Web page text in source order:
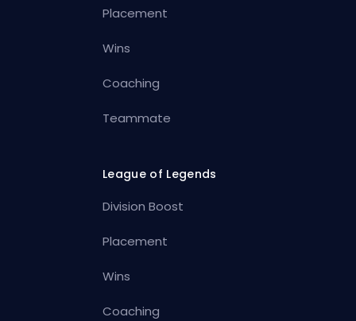
Placement
Wins
Coaching
Teammate
League of Legends
Division Boost
Placement
Wins
Coaching